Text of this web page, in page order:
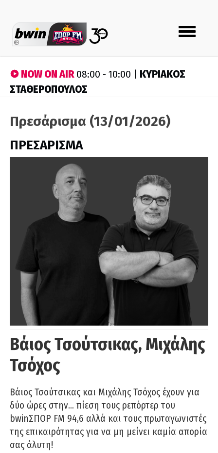
Toggle
navigation
NOW ON AIR08:00 - 10:00 | ΚΥΡΙΑΚΟΣ
ΣΤΑΘΕΡΟΠΟΥΛΟΣ
Πρεσάρισμα (13/01/2026)
ΠΡΕΣΑΡΙΣΜΑ
Βάιος Τσούτσικας, Μιχάλης
Τσόχος
Βάιος Τσούτσικας και Μιχάλης Τσόχος έχουν για
δύο ώρες στην… πίεση τους ρεπόρτερ του
bwinΣΠΟΡ FM 94,6 αλλά και τους πρωταγωνιστές
της επικαιρότητας για να μη μείνει καμία απορία
σας άλυτη!